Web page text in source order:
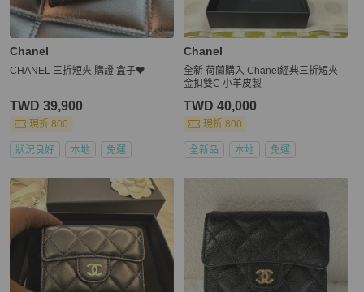
Chanel
CHANEL 三折短夾 購證 盒子🖤
TWD 39,900
現折 800
狀況良好 本地 免運
Chanel
全新 荷蘭購入 Chanel經典三折短夾
金扣雙C 小羊皮製
TWD 40,000
現折 800
全新品 本地 免運